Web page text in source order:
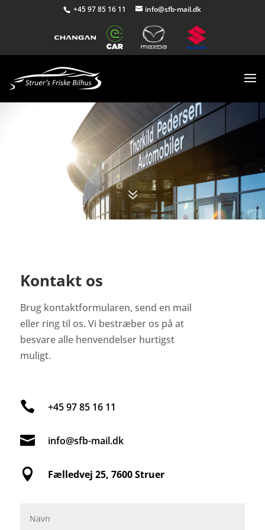
+45 97 85 16 11 info@sfb-mail.dk
7
Kontakt os
Brug kontaktformularen, send en mail
eller ring til os. Vi bestræber os på at
besvare alle henvendelser hurtigst
muligt.
 +45 97 85 16 11
 info@sfb-mail.dk
 Fælledvej 25, 7600 Struer